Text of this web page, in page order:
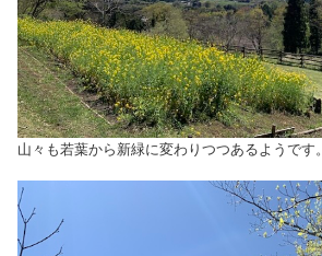
山々も若葉から新緑に変わりつつあるようです。